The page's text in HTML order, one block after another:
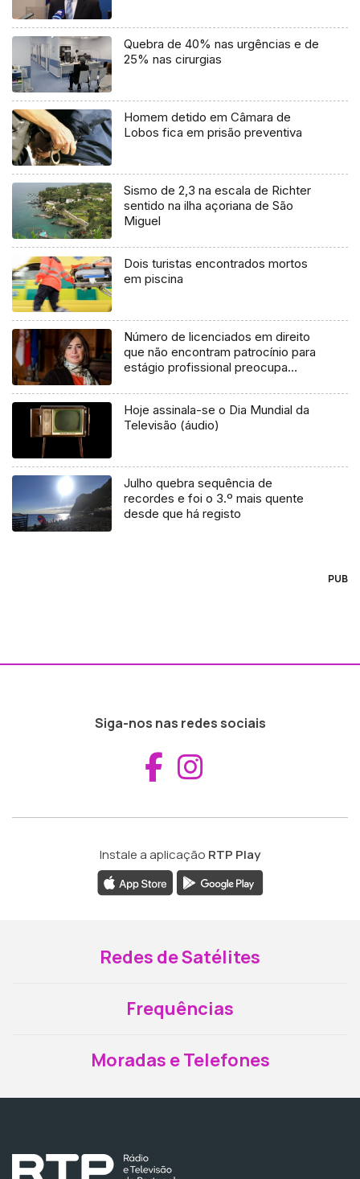
Quebra de 40% nas urgências e de
25% nas cirurgias
Homem detido em Câmara de
Lobos fica em prisão preventiva
Sismo de 2,3 na escala de Richter
sentido na ilha açoriana de São
Miguel
Dois turistas encontrados mortos
em piscina
Número de licenciados em direito
que não encontram patrocínio para
estágio profissional preocupa
Hoje assinala-se o Dia Mundial da
Televisão (áudio)
Julho quebra sequência de
recordes e foi o 3.º mais quente
desde que há registo
PUB
Siga-nos nas redes sociais
Aceder ao
Instale a aplicação RTP Play
Redes de Satélites
Frequências
Moradas e Telefones